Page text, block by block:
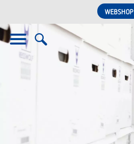
WEBSHOP